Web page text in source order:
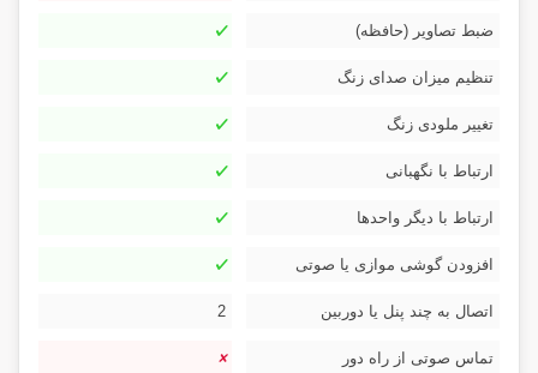
ضبط تصاویر (حافظه)
تنظیم میزان صدای زنگ
تغییر ملودی زنگ
ارتباط با نگهبانی
ارتباط با دیگر واحدها
افزودن گوشی موازی یا صوتی
اتصال به چند پنل یا دوربین 2
تماس صوتی از راه دور